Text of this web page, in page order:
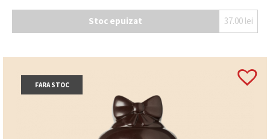
Stoc epuizat 37.00 lei
FARA STOC